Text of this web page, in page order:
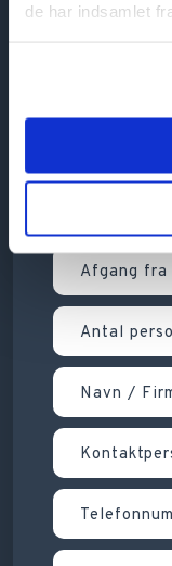
de har indsamlet